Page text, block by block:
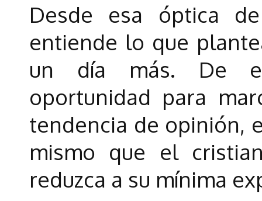
Desde esa óptica
entiende lo que
un día más. De
oportunidad para
tendencia de opinión,
mismo que el
reduzca a su mínima